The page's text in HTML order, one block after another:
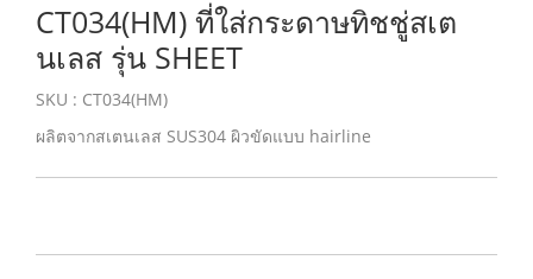
CT034(HM) ที่ใส่กระดาษทิชชู่สเต
นเลส รุ่น SHEET
SKU : CT034(HM)
ผลิตจากสเตนเลส SUS304 ผิวขัดแบบ hairline